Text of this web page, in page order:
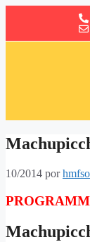
10/2014 porhmfso